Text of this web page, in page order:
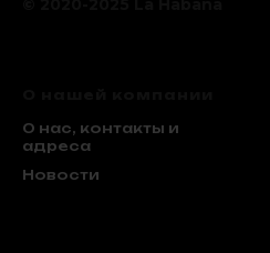
О нас, контакты и
адреса
Новости